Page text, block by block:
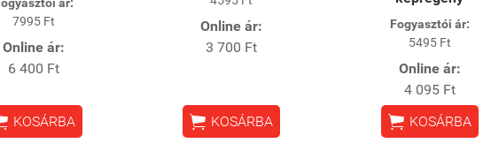
7995 Ft
Online ár:
6 400 Ft
KOSÁRBA
Online ár:
3 700 Ft
 KOSÁRBA
Fogyasztói ár:
5495 Ft
Online ár:
4 095 Ft
 KOSÁRBA